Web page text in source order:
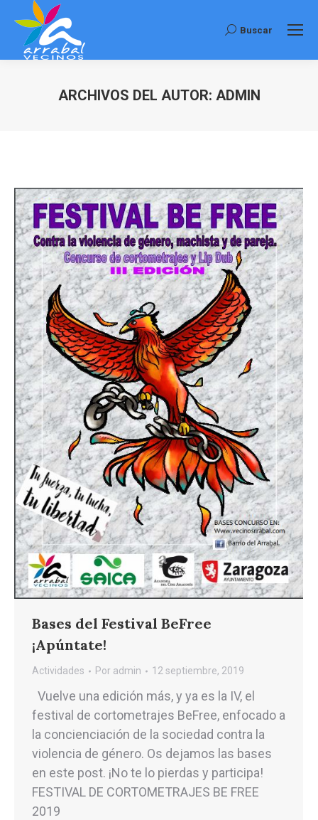
Buscar:
Buscar
ARCHIVOS DEL AUTOR: ADMIN
Bases del Festival BeFree
¡Apúntate!
Actividades Por admin 12 septiembre, 2019
Vuelve una edición más, y ya es la IV, el
festival de cortometrajes BeFree, enfocado a
la concienciación de la sociedad contra la
violencia de género. Os dejamos las bases
en este post. ¡No te lo pierdas y participa!
FESTIVAL DE CORTOMETRAJES BE FREE
2019